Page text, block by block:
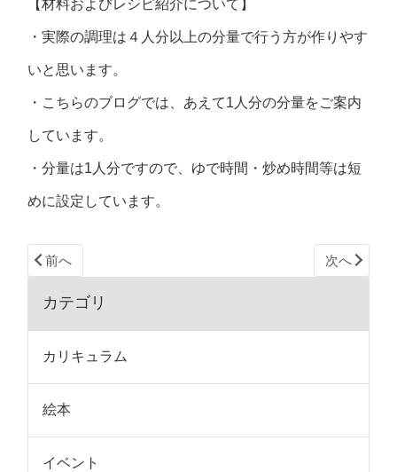
【材料およびレシピ紹介について】
・実際の調理は４人分以上の分量で行う方が作りやす
いと思います。
・こちらのブログでは、あえて1人分の分量をご案内
しています。
・分量は1人分ですので、ゆで時間・炒め時間等は短
めに設定しています。
前へ 次へ
カテゴリ
カリキュラム
絵本
イベント